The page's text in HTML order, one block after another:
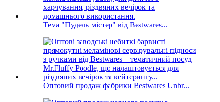
Тема "Пудель-містер" від Bestwares...
Оптовий продаж фабрики Bestwares Unbr...